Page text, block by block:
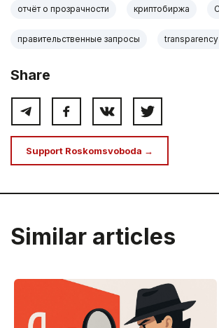
отчёт о прозрачности криптобиржа
правительственные запросы
Share
Support Roskomsvoboda →
Similar articles